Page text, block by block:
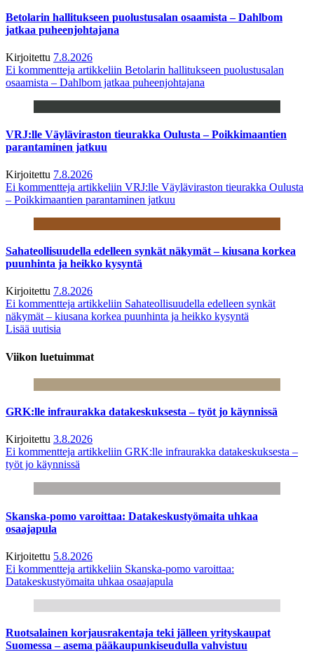
Betolarin hallitukseen puolustusalan osaamista – Dahlbom
jatkaa puheenjohtajana
Kirjoitettu 7.8.2026
Ei kommentteja artikkeliin Betolarin hallitukseen puolustusalan
osaamista – Dahlbom jatkaa puheenjohtajana
VRJ:lle Väyläviraston tieurakka Oulusta – Poikkimaantien
parantaminen jatkuu
Kirjoitettu 7.8.2026
Ei kommentteja artikkeliin VRJ:lle Väyläviraston tieurakka Oulusta
– Poikkimaantien parantaminen jatkuu
Sahateollisuudella edelleen synkät näkymät – kiusana korkea
puunhinta ja heikko kysyntä
Kirjoitettu 7.8.2026
Ei kommentteja artikkeliin Sahateollisuudella edelleen synkät
näkymät – kiusana korkea puunhinta ja heikko kysyntä
Lisää uutisia
Viikon luetuimmat
GRK:lle infraurakka datakeskuksesta – työt jo käynnissä
Kirjoitettu 3.8.2026
Ei kommentteja artikkeliin GRK:lle infraurakka datakeskuksesta –
työt jo käynnissä
Skanska-pomo varoittaa: Datakeskustyömaita uhkaa
osaajapula
Kirjoitettu 5.8.2026
Ei kommentteja artikkeliin Skanska-pomo varoittaa:
Datakeskustyömaita uhkaa osaajapula
Ruotsalainen korjausrakentaja teki jälleen yrityskaupat
Suomessa – asema pääkaupunkiseudulla vahvistuu